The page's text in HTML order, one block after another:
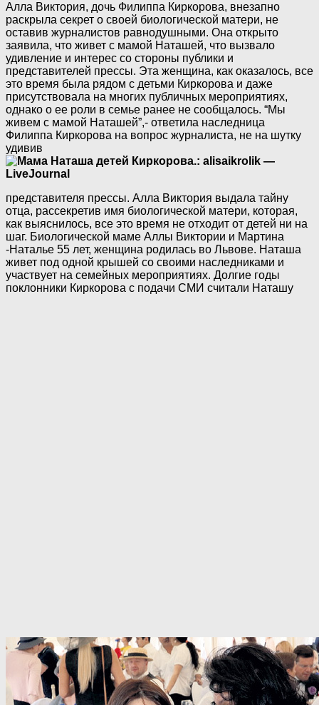
Алла Виктория, дочь Филиппа Киркорова, внезапно
раскрыла секрет о своей биологической матери, не
оставив журналистов равнодушными. Она открыто
заявила, что живет с мамой Наташей, что вызвало
удивление и интерес со стороны публики и
представителей прессы. Эта женщина, как оказалось, все
это время была рядом с детьми Киркорова и даже
присутствовала на многих публичных мероприятиях,
однако о ее роли в семье ранее не сообщалось. “Мы
живем с мамой Наташей”,- ответила наследница
Филиппа Киркорова на вопрос журналиста, не на шутку
удивив
представителя прессы. Алла Виктория выдала тайну
отца, рассекретив имя биологической матери, которая,
как выяснилось, все это время не отходит от детей ни на
шаг. Биологической маме Аллы Виктории и Мартина
-Наталье 55 лет, женщина родилась во Львове. Наташа
живет под одной крышей со своими наследниками и
участвует на семейных мероприятиях. Долгие годы
поклонники Киркорова с подачи СМИ считали Наташу